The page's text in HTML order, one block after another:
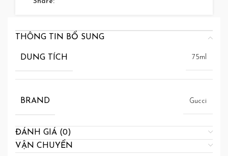
THÔNG TIN BỔ SUNG
DUNG TÍCH 75ml
BRAND Gucci
ĐÁNH GIÁ (0)
VẬN CHUYỂN